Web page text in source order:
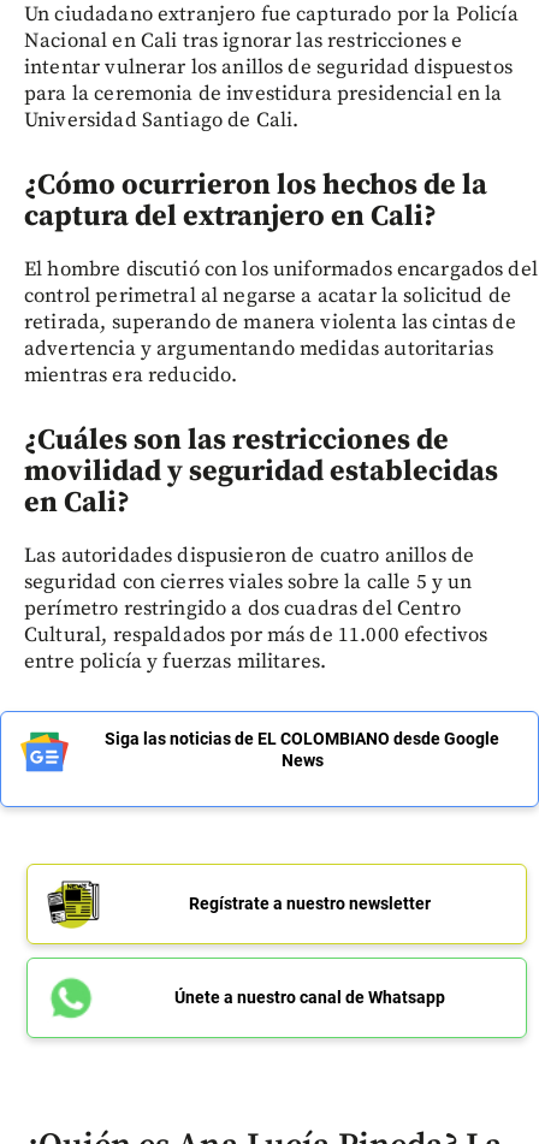
Un ciudadano extranjero fue capturado por la Policía
Nacional en Cali tras ignorar las restricciones e
intentar vulnerar los anillos de seguridad dispuestos
para la ceremonia de investidura presidencial en la
Universidad Santiago de Cali.
¿Cómo ocurrieron los hechos de la
captura del extranjero en Cali?
El hombre discutió con los uniformados encargados del
control perimetral al negarse a acatar la solicitud de
retirada, superando de manera violenta las cintas de
advertencia y argumentando medidas autoritarias
mientras era reducido.
¿Cuáles son las restricciones de
movilidad y seguridad establecidas
en Cali?
Las autoridades dispusieron de cuatro anillos de
seguridad con cierres viales sobre la calle 5 y un
perímetro restringido a dos cuadras del Centro
Cultural, respaldados por más de 11.000 efectivos
entre policía y fuerzas militares.
Siga las noticias de EL COLOMBIANO desde Google
News
Regístrate a nuestro newsletter
Únete a nuestro canal de Whatsapp